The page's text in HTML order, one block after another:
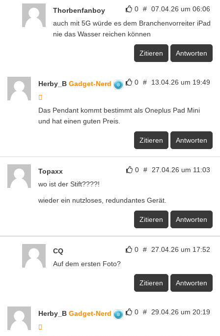
0 # 07.04.26 um 06:06
Thorbenfanboy
auch mit 5G würde es dem Branchenvorreiter iPad
nie das Wasser reichen können
Zitieren Antworten
0 # 13.04.26 um 19:49
Herby_B Gadget-Nerd
Das Pendant kommt bestimmt als Oneplus Pad Mini
und hat einen guten Preis.
Zitieren Antworten
0 # 27.04.26 um 11:03
Topaxx
wo ist der Stift????!
wieder ein nutzloses, redundantes Gerät.
Zitieren Antworten
0 # 27.04.26 um 17:52
CQ
Auf dem ersten Foto?
Zitieren Antworten
0 # 29.04.26 um 20:19
Herby_B Gadget-Nerd